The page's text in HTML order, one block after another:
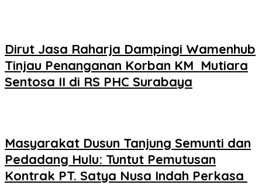
Dirut Jasa Raharja Dampingi Wamenhub
Tinjau Penanganan Korban KM Mutiara
Sentosa II di RS PHC Surabaya
Masyarakat Dusun Tanjung Semunti dan
Pedadang Hulu: Tuntut Pemutusan
Kontrak PT. Satya Nusa Indah Perkasa ‎